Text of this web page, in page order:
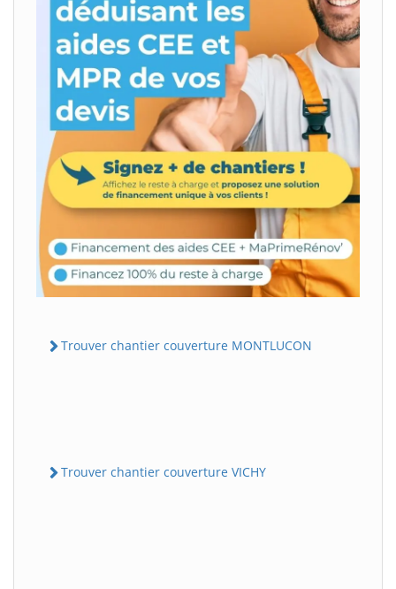
Trouver chantier couverture MONTLUCON
Trouver chantier couverture VICHY